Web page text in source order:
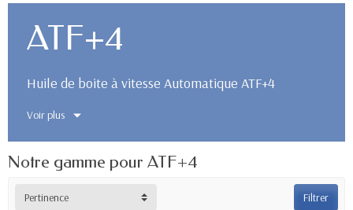
ATF+4
Huile de boite à vitesse Automatique ATF+4
Voir plus
Notre gamme pour ATF+4
Filtrer
Pertinence